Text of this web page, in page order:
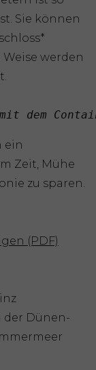
Sie können
werden
dem
ein
Zeit, Mühe
zu sparen.
(PDF)
der Dünen-